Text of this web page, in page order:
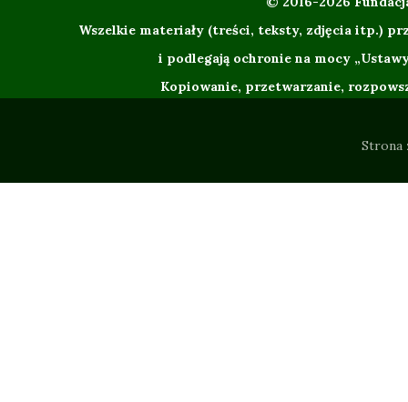
Wszelkie materiały (treści, teksty, zdjęcia itp.)
i podlegają ochronie na mocy
Kopiowanie, przetwarzanie,
Strona